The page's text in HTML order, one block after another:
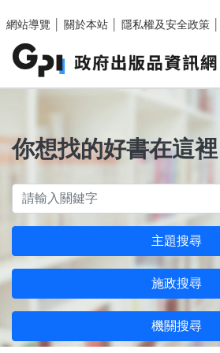
網站導覽
關於本站 隱私權及安全政策
你想找的好書在這裡
主題搜尋
施政搜尋
機關搜尋